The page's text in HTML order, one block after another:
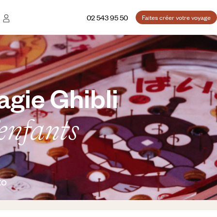
02 543 95 50 Faites créer votre voyage
Ghibli